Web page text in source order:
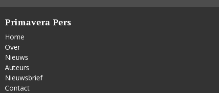
Primavera Pers
Home
Over
Nieuws
Auteurs
Nieuwsbrief
Contact